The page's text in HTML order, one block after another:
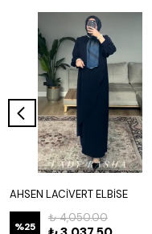
AHSEN LACİVERT ELBİSE
%25
₺ 4,050.00